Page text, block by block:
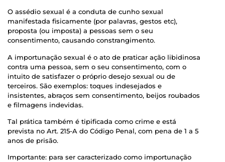
O assédio sexual é a conduta de cunho sexual
manifestada fisicamente (por palavras, gestos etc),
proposta (ou imposta) a pessoas sem o seu
consentimento, causando constrangimento.
A importunação sexual é o ato de praticar ação libidinosa
contra uma pessoa, sem o seu consentimento, com o
intuito de satisfazer o próprio desejo sexual ou de
terceiros. São exemplos: toques indesejados e
insistentes, abraços sem consentimento, beijos roubados
e filmagens indevidas.
Tal prática também é tipificada como crime e está
prevista no Art. 215-A do Código Penal, com pena de 1 a 5
anos de prisão.
Importante: para ser caracterizado como importunação